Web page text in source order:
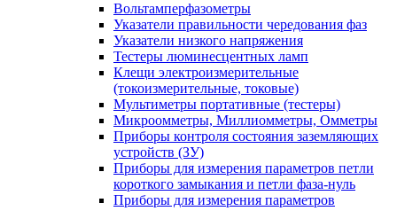
Вольтамперфазометры
Указатели правильности чередования фаз
Указатели низкого напряжения
Тестеры люминесцентных ламп
Клещи электроизмерительные
(токоизмерительные, токовые)
Мультиметры портативные (тестеры)
Микроомметры, Миллиомметры, Омметры
Приборы контроля состояния заземляющих
устройств (ЗУ)
Приборы для измерения параметров петли
короткого замыкания и петли фаза-нуль
Приборы для измерения параметров